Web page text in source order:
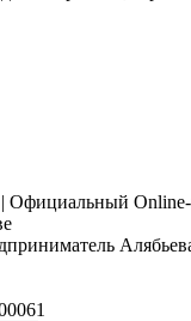
Online-